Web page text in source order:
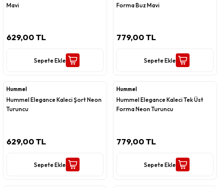
Mavi
629,00 TL
Sepete Ekle
Forma Buz Mavi
779,00 TL
Sepete Ekle
Hummel
Hummel Elegance Kaleci Şort Neon
Turuncu
629,00 TL
Sepete Ekle
Hummel
Hummel Elegance Kaleci Tek Üst
Forma Neon Turuncu
779,00 TL
Sepete Ekle